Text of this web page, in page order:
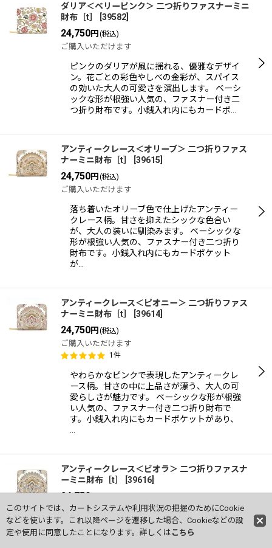
ダリア＜ベリーピンク＞ 二つ折りファスナーミニ
財布［t］
39582
24,750円 (税込)
ご購入いただけます
ピンクのダリアが風に揺れる、優雅なデザイ
ン。花ごとの彩色やしべの金彩が、スパイス
の効いた大人の可愛さを演出します。 ベーシ
ックな形が根強い人気の、ファスナー付き二
つ折り財布です。小銭入れ内にもカードポ…
アンティークレース＜オリーブ＞ 二つ折りファス
ナーミニ財布［t］
39615
24,750円 (税込)
ご購入いただけます
落ち着いたオリーブ色で仕上げたアンティー
クレース柄。甘さを抑えたシックな色合い
が、大人の装いに馴染みます。 ベーシックな
形が根強い人気の、ファスナー付き二つ折り
財布です。小銭入れ内にもカードポケット
が…
アンティークレース＜ピオニー＞ 二つ折りファス
ナーミニ財布［t］
39614
24,750円 (税込)
ご購入いただけます
1 件
やわらかなピンクで表現したアンティークレ
ース柄。甘さの中に上品さが漂う、大人の可
愛らしさが魅力です。 ベーシックな形が根強
い人気の、ファスナー付き二つ折り財布で
す。小銭入れ内にもカードポケットがあり、
アンティークレース＜ビオラ＞ 二つ折りファスナ
ーミニ財布［t］
39616
24,750円
在庫わずか
柔らかな青紫で表現したアンティークレース
このサイトでは、カートシステムや利用状況の把握のためにCookie
などを使います。これ以降ページを遷移した場合、Cookieなどの設
定や使用に同意したことになります。詳しくは こちら